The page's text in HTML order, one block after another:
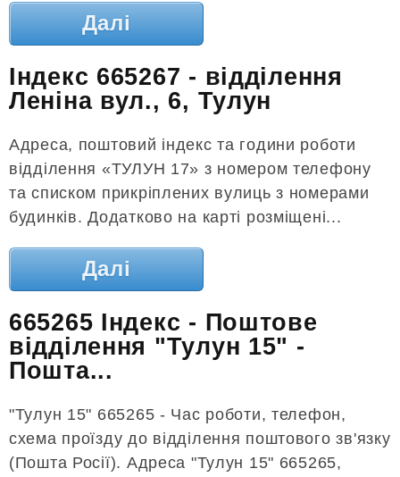
Далі
Індекс 665267 - відділення
Леніна вул., 6, Тулун
Адреса, поштовий індекс та години роботи
відділення «ТУЛУН 17» з номером телефону
та списком прикріплених вулиць з номерами
будинків. Додатково на карті розміщені...
Далі
665265 Індекс - Поштове
відділення "Тулун 15" -
Пошта...
"Тулун 15" 665265 - Час роботи, телефон,
схема проїзду до відділення поштового зв'язку
(Пошта Росії). Адреса "Тулун 15" 665265,